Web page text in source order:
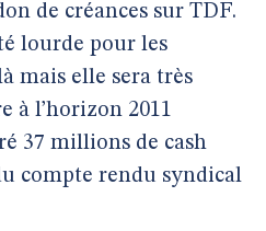
de créances sur TDF.
lourde pour les
mais elle sera très
à l’horizon 2011
37 millions de cash
compte rendu syndical